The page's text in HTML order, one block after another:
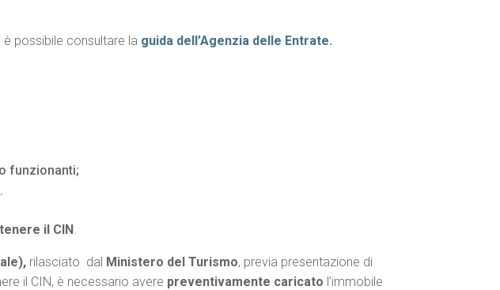
, è possibile consultare la guida dell’Agenzia delle Entrate.
funzionanti;
.
il CIN.
rilasciato dal Ministero del Turismo, previa presentazione di
il CIN, è necessario avere preventivamente caricato l’immobile